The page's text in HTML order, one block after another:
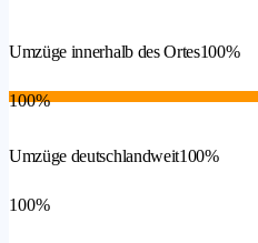
Umzüge innerhalb des Ortes100%
100%
Umzüge deutschlandweit100%
100%